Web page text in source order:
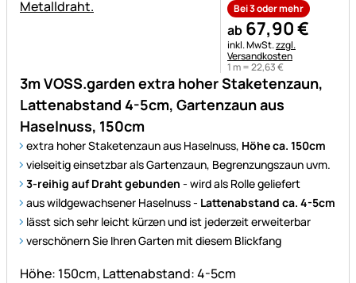
3m VOSS.garden extra hoher Staketenzaun,
Lattenabstand 4-5cm, Gartenzaun aus
Haselnuss, 150cm
extra hoher Staketenzaun aus Haselnuss, Höhe ca. 150cm
vielseitig einsetzbar als Gartenzaun, Begrenzungszaun uvm.
3-reihig auf Draht gebunden - wird als Rolle geliefert
aus wildgewachsener Haselnuss - Lattenabstand ca. 4-5cm
lässt sich sehr leicht kürzen und ist jederzeit erweiterbar
verschönern Sie Ihren Garten mit diesem Blickfang
Höhe: 150cm, Lattenabstand: 4-5cm
Bei 3 oder mehr
ab 67,90€
Steuerhinweis:
inkl. MwSt.zzgl.
Versandkosten
1 m =22,63€